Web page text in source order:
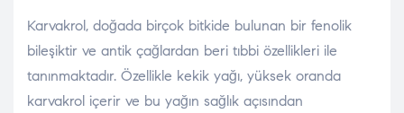
Karvakrol, doğada birçok bitkide bulunan bir fenolik
bileşiktir ve antik çağlardan beri tıbbi özellikleri ile
tanınmaktadır. Özellikle kekik yağı, yüksek oranda
karvakrol içerir ve bu yağın sağlık açısından